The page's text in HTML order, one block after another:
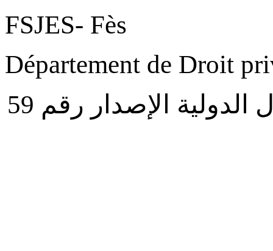
FSJES- Fès
Département de Droit
هذا البحث منشور في مجلة القانون والأعمال الدولية الإصدار رقم 59